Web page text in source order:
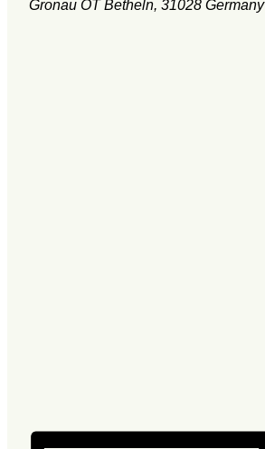
Gronau OT Betheln, 31028 Germany